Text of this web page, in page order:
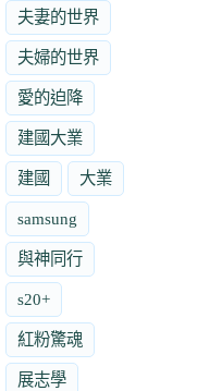
夫妻的世界
夫婦的世界
愛的迫降
建國大業
建國 大業
samsung
與神同行
s20+
紅粉驚魂
展志學